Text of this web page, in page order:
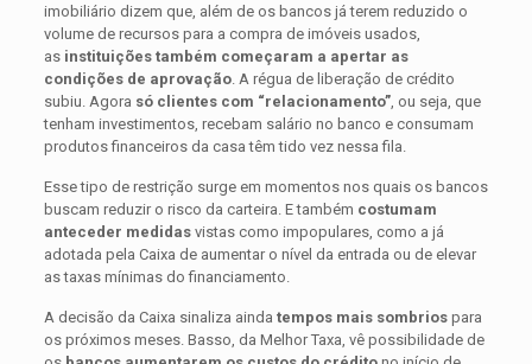
imobiliário dizem que, além de os bancos já terem reduzido o
volume de recursos para a compra de imóveis usados,
as instituições também começaram a apertar as
condições de aprovação. A régua de liberação de crédito
subiu. Agora só clientes com “relacionamento”, ou seja, que
tenham investimentos, recebam salário no banco e consumam
produtos financeiros da casa têm tido vez nessa fila.
Esse tipo de restrição surge em momentos nos quais os bancos
buscam reduzir o risco da carteira. E também costumam
anteceder medidasvistas como impopulares, como a já
adotada pela Caixa de aumentar o nível da entrada ou de elevar
as taxas mínimas do financiamento.
A decisão da Caixa sinaliza ainda tempos mais sombrios para
os próximos meses. Basso, da Melhor Taxa, vê possibilidade de